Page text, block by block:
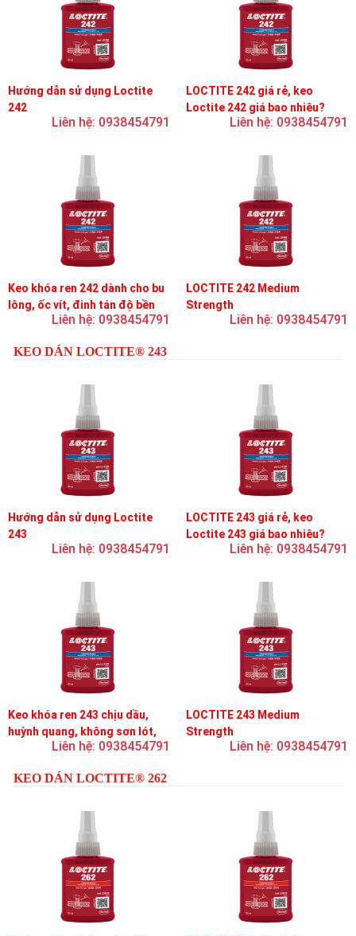
Hướng dẫn sử dụng Loctite
242
Liên hệ: 0938454791
LOCTITE 242 giá rẻ, keo
Loctite 242 giá bao nhiêu?
Liên hệ: 0938454791
Keo khóa ren 242 dành cho bu
lông, ốc vít, đinh tán độ bền
trung bình, độ nhớt trung bình
Liên hệ: 0938454791
LOCTITE 242 Medium
Strength
Liên hệ: 0938454791
KEO DÁN LOCTITE® 243
Hướng dẫn sử dụng Loctite
243
Liên hệ: 0938454791
LOCTITE 243 giá rẻ, keo
Loctite 243 giá bao nhiêu?
Liên hệ: 0938454791
Keo khóa ren 243 chịu dầu,
huỳnh quang, không sơn lót,
dễ tháo rời, độ bền trung bình
Liên hệ: 0938454791
LOCTITE 243 Medium
Strength
Liên hệ: 0938454791
KEO DÁN LOCTITE® 262